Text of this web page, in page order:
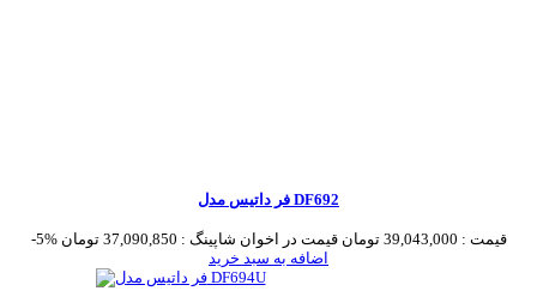
فر داتیس مدل DF692
-5% قیمت : 39,043,000 تومان قیمت در اخوان شاپینگ : 37,090,850 تومان
اضافه به سبد خرید